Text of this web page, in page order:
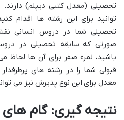
تحصیلی (معدل کتبی دیپلم)
توانید برای این رشته ها اقدام
تحصیلی شما در دروس انسانی
صورتی که سابقه تحصیلی در
باشید، نمره صفر برای آن ها
قبولی شما را در رشته های
معدل برای این نوع پذیرش نیز می
نتیجه گیری: گام های